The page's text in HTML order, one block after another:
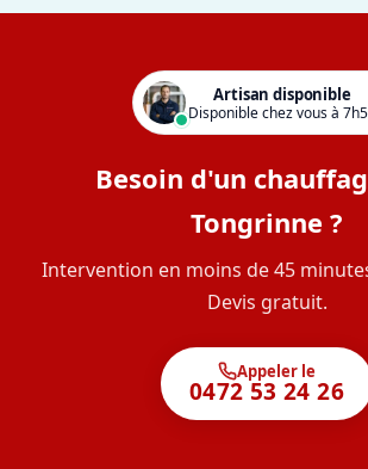
Artisan disponible
Disponible chez vous à
Besoin d'un
Tongrinne ?
Intervention en moins de 45
Devis gratuit.
Appeler le
0472 53 24 26